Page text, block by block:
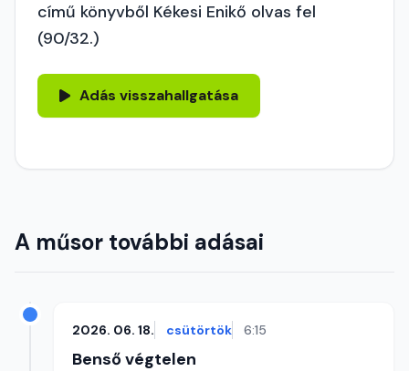
című könyvből Kékesi Enikő olvas fel
(90/32.)
Adás visszahallgatása
A műsor további adásai
2026. 06. 18. csütörtök 6:15
Benső végtelen